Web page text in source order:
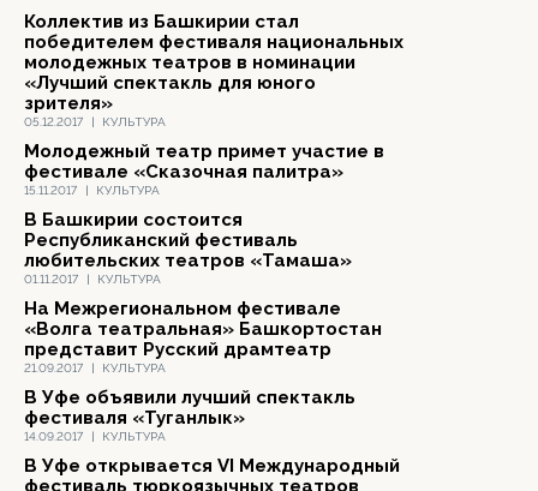
05.12.2017 | КУЛЬТУРА
Коллектив из Башкирии стал
победителем фестиваля национальных
молодежных театров в номинации
«Лучший спектакль для юного
зрителя»
15.11.2017 | КУЛЬТУРА
Молодежный театр примет участие в
фестивале «Сказочная палитра»
01.11.2017 | КУЛЬТУРА
В Башкирии состоится
Республиканский фестиваль
любительских театров «Тамаша»
21.09.2017 | КУЛЬТУРА
На Межрегиональном фестивале
«Волга театральная» Башкортостан
представит Русский драмтеатр
14.09.2017 | КУЛЬТУРА
В Уфе объявили лучший спектакль
фестиваля «Туганлык»
В Уфе открывается VI Международный
фестиваль тюркоязычных театров